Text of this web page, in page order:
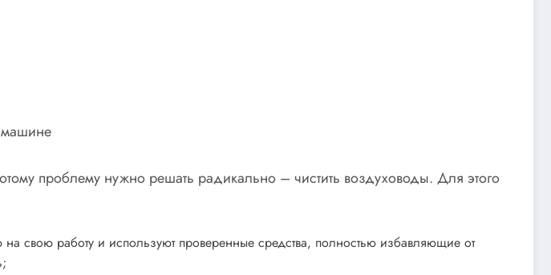
проблему нужно решать радикально – чистить воздуховоды. Для этого
свою работу и используют проверенные средства, полностью избавляющие от